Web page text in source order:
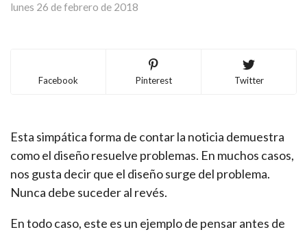
lunes 26 de febrero de 2018
Facebook Pinterest Twitter
Esta simpática forma de contar la noticia demuestra
como el diseño resuelve problemas. En muchos casos,
nos gusta decir que el diseño surge del problema.
Nunca debe suceder al revés.
En todo caso, este es un ejemplo de pensar antes de